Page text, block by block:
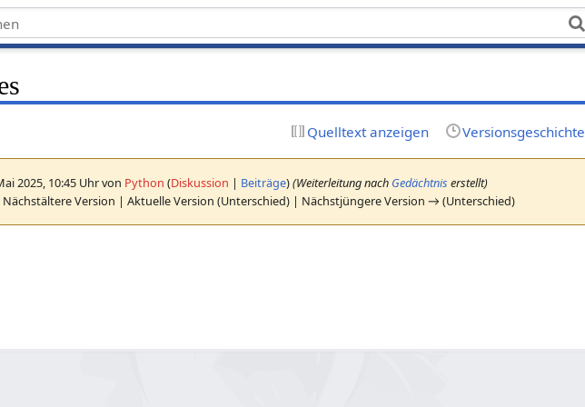
Quelltext anzeigen Versionsgeschichte
2025, 10:45 Uhr von Python (Diskussion | Beiträge)(Weiterleitung nach Gedächtnis erstellt)
Version | Aktuelle Version (Unterschied) | Nächstjüngere Version → (Unterschied)